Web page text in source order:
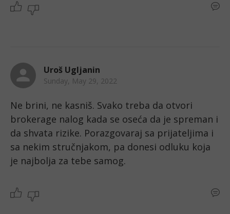
Uroš Ugljanin
Sunday, May 29, 2022
Ne brini, ne kasniš. Svako treba da otvori
brokerage nalog kada se oseća da je spreman i
da shvata rizike. Porazgovaraj sa prijateljima i
sa nekim stručnjakom, pa donesi odluku koja
je najbolja za tebe samog.